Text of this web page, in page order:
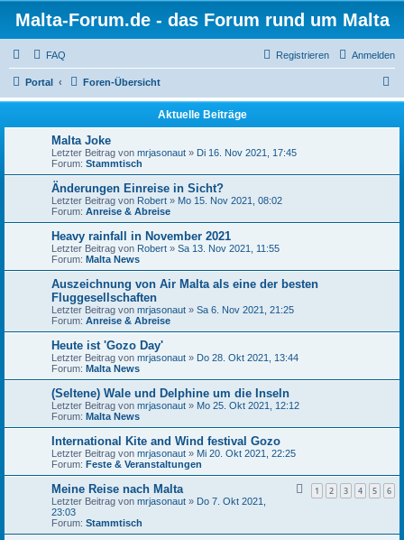
Malta-Forum.de - das Forum rund um Malta
FAQ Anmelden
Registrieren
Portal Foren-Übersicht
u
Aktuelle Beiträge
Malta Joke
Letzter Beitrag von mrjasonaut » Di 16. Nov 2021, 17:45
Forum: Stammtisch
Änderungen Einreise in Sicht?
Letzter Beitrag von Robert » Mo 15. Nov 2021, 08:02
Forum: Anreise & Abreise
Heavy rainfall in November 2021
Letzter Beitrag von Robert » Sa 13. Nov 2021, 11:55
Forum: Malta News
Auszeichnung von Air Malta als eine der besten
Fluggesellschaften
Letzter Beitrag von mrjasonaut » Sa 6. Nov 2021, 21:25
Forum: Anreise & Abreise
Heute ist 'Gozo Day'
Letzter Beitrag von mrjasonaut » Do 28. Okt 2021, 13:44
Forum: Malta News
(Seltene) Wale und Delphine um die Inseln
Letzter Beitrag von mrjasonaut » Mo 25. Okt 2021, 12:12
Forum: Malta News
International Kite and Wind festival Gozo
Letzter Beitrag von mrjasonaut » Mi 20. Okt 2021, 22:25
Forum: Feste & Veranstaltungen
Meine Reise nach Malta 1 2 3 4 5 6
Letzter Beitrag von mrjasonaut » Do 7. Okt 2021,
23:03
Forum: Stammtisch